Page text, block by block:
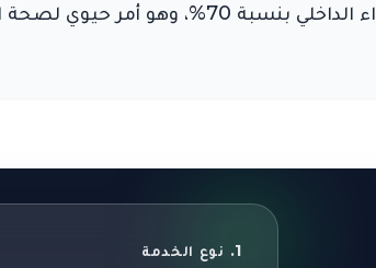
السكان في الشارقة.
1. نوع الخدمة